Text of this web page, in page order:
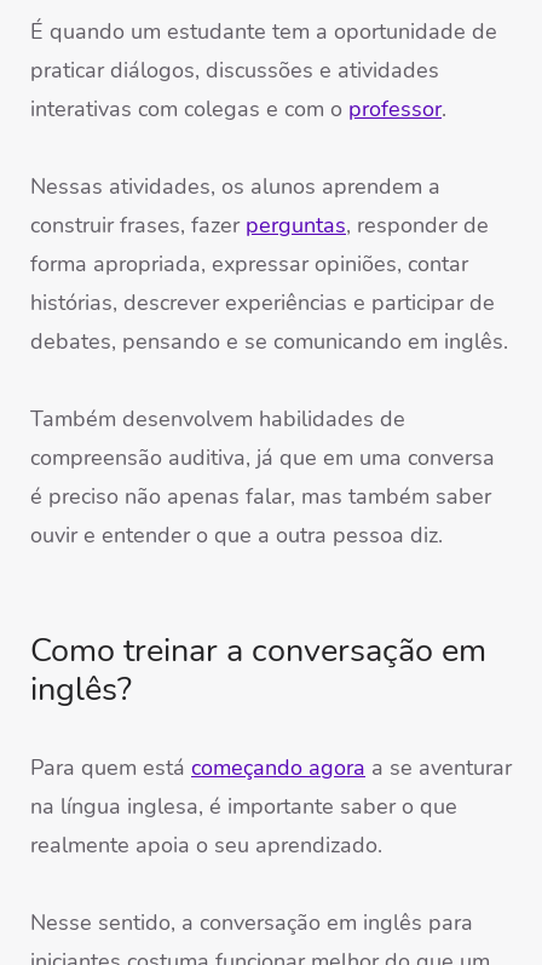
É quando um estudante tem a oportunidade de
praticar diálogos, discussões e atividades
interativas com colegas e com o professor.
Nessas atividades, os alunos aprendem a
construir frases, fazer perguntas, responder de
forma apropriada, expressar opiniões, contar
histórias, descrever experiências e participar de
debates, pensando e se comunicando em inglês.
Também desenvolvem habilidades de
compreensão auditiva, já que em uma conversa
é preciso não apenas falar, mas também saber
ouvir e entender o que a outra pessoa diz.
Como treinar a conversação em
inglês?
Para quem está começando agora a se aventurar
na língua inglesa, é importante saber o que
realmente apoia o seu aprendizado.
Nesse sentido, a conversação em inglês para